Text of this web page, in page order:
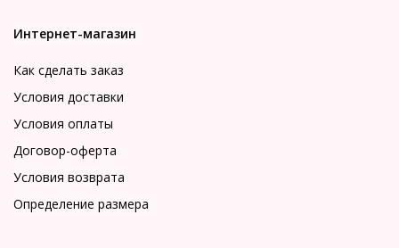
Интернет-магазин
Как сделать заказ
Условия доставки
Условия оплаты
Договор-оферта
Условия возврата
Определение размера